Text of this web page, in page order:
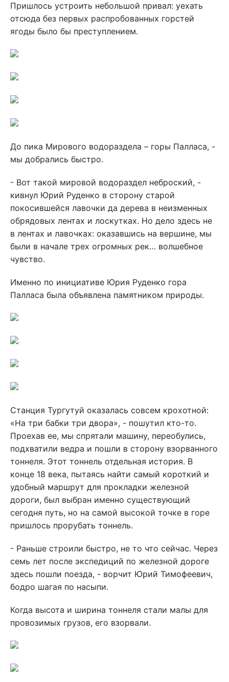
Пришлось устроить небольшой привал: уехать
отсюда без первых распробованных горстей
ягоды было бы преступлением.
До пика Мирового водораздела – горы Палласа, -
мы добрались быстро.
- Вот такой мировой водораздел неброский, -
кивнул Юрий Руденко в сторону старой
покосившейся лавочки да дерева в неизменных
обрядовых лентах и лоскутках. Но дело здесь не
в лентах и лавочках: оказавшись на вершине, мы
были в начале трех огромных рек… волшебное
чувство.
Именно по инициативе Юрия Руденко гора
Палласа была объявлена памятником природы.
Станция Тургутуй оказалась совсем крохотной:
«На три бабки три двора», - пошутил кто-то.
Проехав ее, мы спрятали машину, переобулись,
подхватили ведра и пошли в сторону взорванного
тоннеля. Этот тоннель отдельная история. В
конце 18 века, пытаясь найти самый короткий и
удобный маршрут для прокладки железной
дороги, был выбран именно существующий
сегодня путь, но на самой высокой точке в горе
пришлось прорубать тоннель.
- Раньше строили быстро, не то что сейчас. Через
семь лет после экспедиций по железной дороге
здесь пошли поезда, - ворчит Юрий Тимофеевич,
бодро шагая по насыпи.
Когда высота и ширина тоннеля стали малы для
провозимых грузов, его взорвали.